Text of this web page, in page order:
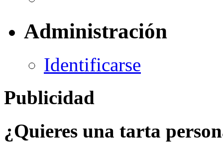
Administración
Identificarse
Publicidad
¿Quieres una tarta